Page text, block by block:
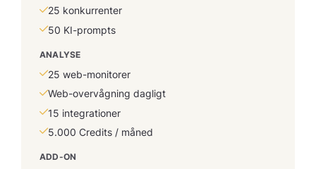
25 konkurrenter
50 KI-prompts
ANALYSE
25 web-monitorer
Web-overvågning dagligt
15 integrationer
5.000 Credits / måned
ADD-ON